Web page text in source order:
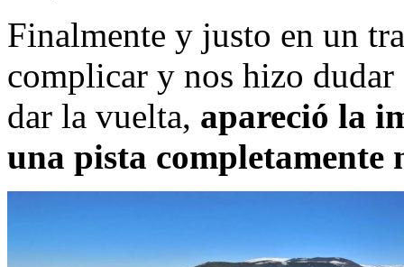
Finalmente y justo en un
complicar y nos hizo
dar la vuelta, apareció la
una pista completamente